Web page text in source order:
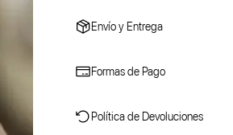
Envío y Entrega
Formas de Pago
Política de Devoluciones